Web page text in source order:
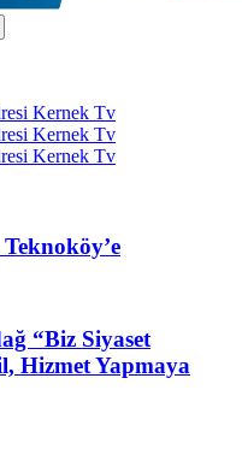
Kernek Tv
Kernek Tv
Kernek Tv
“Biz Siyaset
Hizmet Yapmaya